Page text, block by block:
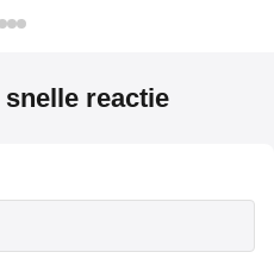
reactie